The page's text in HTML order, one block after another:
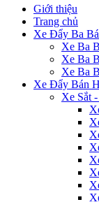
Giới thiệu
Trang chủ
Xe Đẩy Ba
Xe Ba
Xe Ba
Xe Ba
Xe Đẩy Bán
Xe Sắt